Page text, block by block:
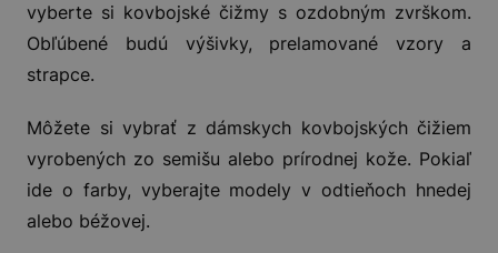
vyberte si kovbojské čižmy s ozdobným zvrškom.
Obľúbené budú výšivky, prelamované vzory a
strapce.
Môžete si vybrať z dámskych kovbojských čižiem
vyrobených zo semišu alebo prírodnej kože. Pokiaľ
ide o farby, vyberajte modely v odtieňoch hnedej
alebo béžovej.